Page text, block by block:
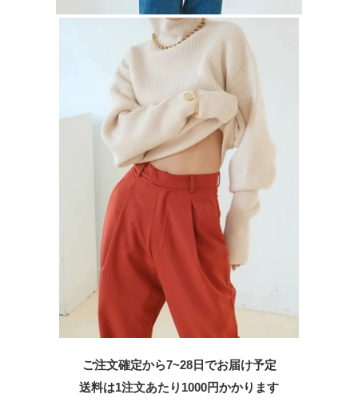
ご注文確定から7~28日でお届け予定
送料は1注文あたり 1000円かかります